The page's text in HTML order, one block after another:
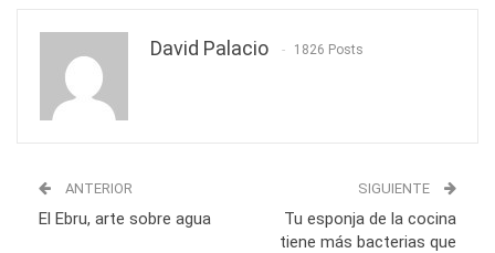
David Palacio 1826 Posts
ANTERIOR
El Ebru, arte sobre agua
SIGUIENTE
Tu esponja de la cocina
tiene más bacterias que